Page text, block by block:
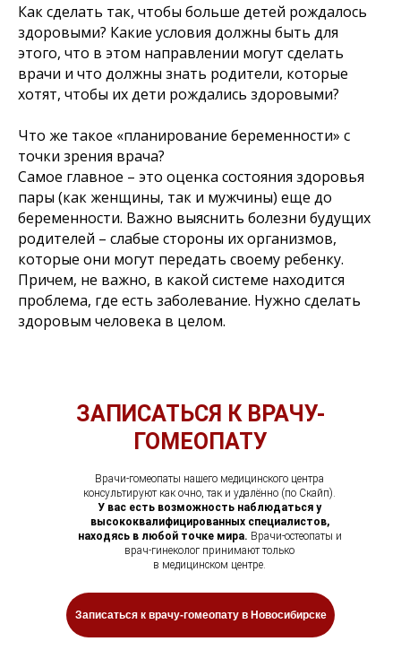
Как сделать так, чтобы больше детей рождалось
здоровыми? Какие условия должны быть для
этого, что в этом направлении могут сделать
врачи и что должны знать родители, которые
хотят, чтобы их дети рождались здоровыми?
Что же такое «планирование беременности» с
точки зрения врача?
Самое главное – это оценка состояния здоровья
пары (как женщины, так и мужчины) еще до
беременности. Важно выяснить болезни будущих
родителей – слабые стороны их организмов,
которые они могут передать своему ребенку.
Причем, не важно, в какой системе находится
проблема, где есть заболевание. Нужно сделать
здоровым человека в целом.
ЗАПИСАТЬСЯ К ВРАЧУ-
ГОМЕОПАТУ
Врачи-гомеопаты нашего медицинского центра
консультируют как очно, так и удалённо (по Скайп).
У вас есть возможность наблюдаться у
высококвалифицированных специалистов,
находясь в любой точке мира. Врачи-остеопаты и
врач-гинеколог принимают только
в медицинском центре.
Записаться к врачу-гомеопату в Новосибирске